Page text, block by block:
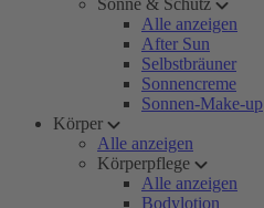
Sonne & Schutz
Alle anzeigen
After Sun
Selbstbräuner
Sonnencreme
Sonnen-Make-up
Körper
Alle anzeigen
Körperpflege
Alle anzeigen
Bodylotion